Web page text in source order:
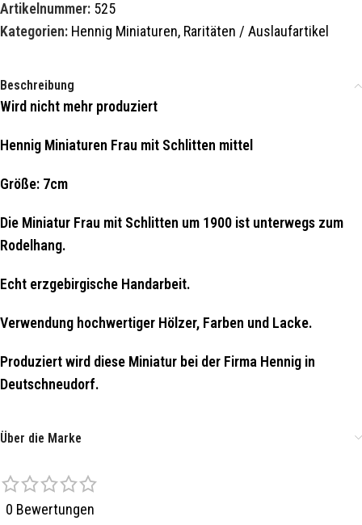
Artikelnummer: 525
Kategorien: Hennig Miniaturen, Raritäten / Auslaufartikel
Beschreibung
Wird nicht mehr produziert
Hennig Miniaturen Frau mit Schlitten mittel
Größe: 7cm
Die Miniatur Frau mit Schlitten um 1900 ist unterwegs zum
Rodelhang.
Echt erzgebirgische Handarbeit.
Verwendung hochwertiger Hölzer, Farben und Lacke.
Produziert wird diese Miniatur bei der Firma Hennig in
Deutschneudorf.
Über die Marke
0 Bewertungen